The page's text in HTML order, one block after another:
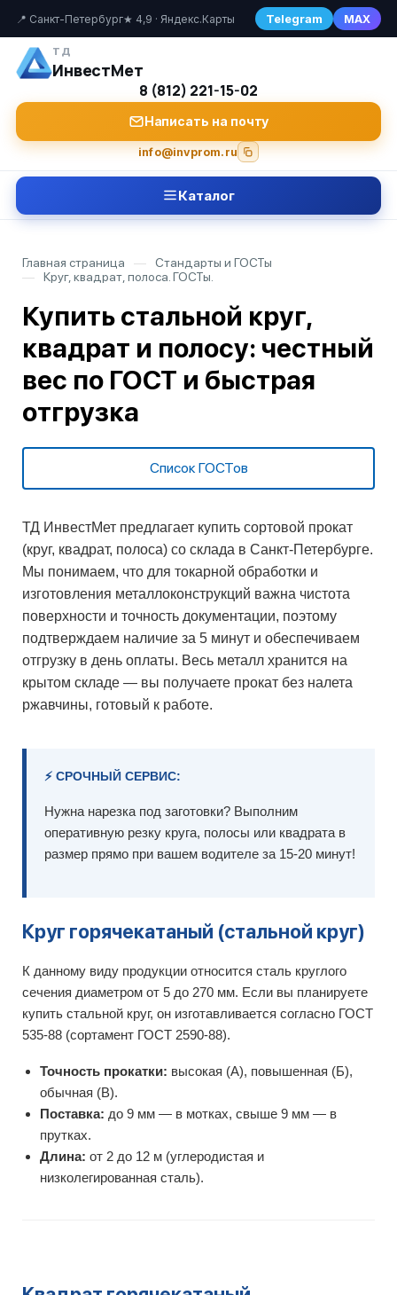
📍 Санкт-Петербург★ 4,9 · Яндекс.Карты Telegram MAX
ТД
ИнвестМет
8 (812) 221-15-02
Написать на почту
info@invprom.ru
Каталог
Главная страница —
Стандарты и ГОСТы
—
Круг, квадрат, полоса. ГОСТы.
Купить стальной круг,
квадрат и полосу: честный
вес по ГОСТ и быстрая
отгрузка
Список ГОСТов
ТД ИнвестМет предлагает купить сортовой прокат
(круг, квадрат, полоса) со склада в Санкт-Петербурге.
Мы понимаем, что для токарной обработки и
изготовления металлоконструкций важна чистота
поверхности и точность документации, поэтому
подтверждаем наличие за 5 минут и обеспечиваем
отгрузку в день оплаты. Весь металл хранится на
крытом складе — вы получаете прокат без налета
ржавчины, готовый к работе.
⚡ СРОЧНЫЙ СЕРВИС:
Нужна нарезка под заготовки? Выполним
оперативную резку круга, полосы или квадрата в
размер прямо при вашем водителе за 15-20 минут!
Круг горячекатаный (стальной круг)
К данному виду продукции относится сталь круглого
сечения диаметром от 5 до 270 мм. Если вы планируете
купить стальной круг, он изготавливается согласно ГОСТ
535-88 (сортамент ГОСТ 2590-88).
Точность прокатки: высокая (А), повышенная (Б),
обычная (В).
Поставка: до 9 мм — в мотках, свыше 9 мм — в
прутках.
Длина: от 2 до 12 м (углеродистая и
низколегированная сталь).